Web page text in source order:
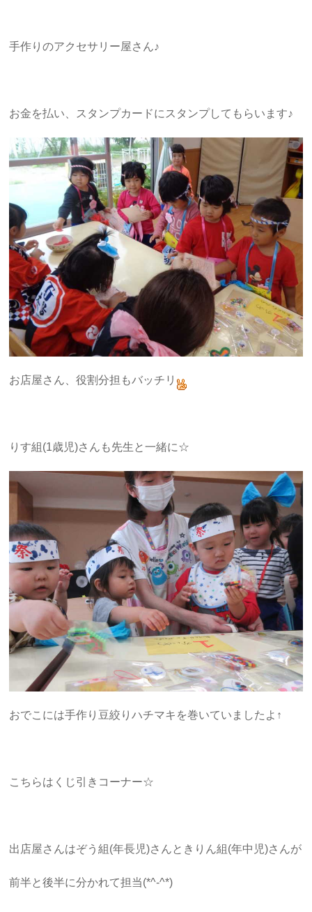
手作りのアクセサリー屋さん♪
お金を払い、スタンプカードにスタンプしてもらいます♪
お店屋さん、役割分担もバッチリ
りす組(1歳児)さんも先生と一緒に☆
おでこには手作り豆絞りハチマキを巻いていましたよ↑
こちらはくじ引きコーナー☆
出店屋さんはぞう組(年長児)さんときりん組(年中児)さんが
前半と後半に分かれて担当(*^-^*)